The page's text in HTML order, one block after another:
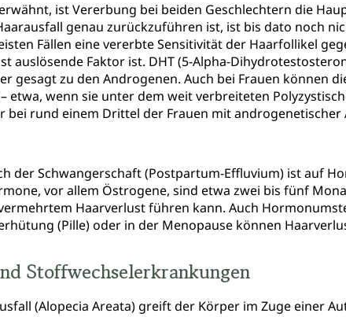
ist Vererbung bei beiden Geschlechtern die
genau zurückzuführen ist, ist bis dato noch
Fällen eine vererbte Sensitivität der Haarfollikel
auslösende Faktor ist. DHT (5-Alpha-
gesagt zu den Androgenen. Auch bei Frauen können
etwa, wenn sie unter dem weit verbreiteten
bei rund einem Drittel der Frauen mit
der Schwangerschaft (Postpartum-Effluvium) ist auf
vor allem Östrogene, sind etwa zwei bis fünf
Haarverlust führen kann. Auch
(Pille) oder in der Menopause können
Stoffwechselerkrankungen
(Alopecia Areata) greift der Körper im Zuge einer